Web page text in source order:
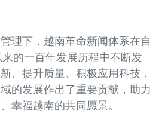
理下，越南革命新闻体系在自
来的一百年发展历程中不断发
、提升质量、积极应用科技，
的发展作出了重要贡献，助力
幸福越南的共同愿景。